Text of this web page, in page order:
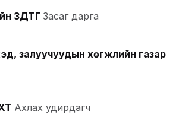
ЗДТГ Засаг дарга
залуучуудын хөгжлийн газар
Ахлах удирдагч